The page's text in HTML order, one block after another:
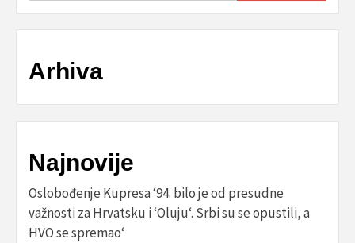
Arhiva
Najnovije
Oslobođenje Kupresa ‘94. bilo je od presudne
važnosti za Hrvatsku i ‘Oluju‘. Srbi su se opustili, a
HVO se spremao‘